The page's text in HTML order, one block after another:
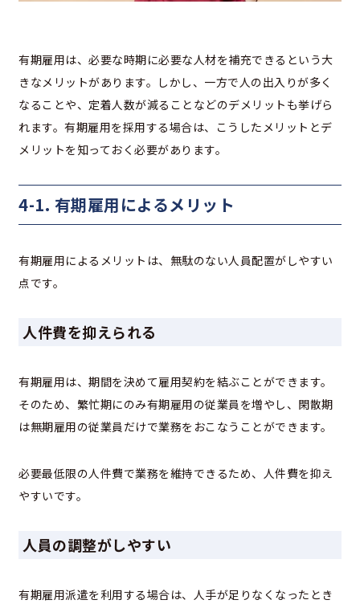
有期雇用は、必要な時期に必要な人材を補充できるという大
きなメリットがあります。しかし、一方で人の出入りが多く
なることや、定着人数が減ることなどのデメリットも挙げら
れます。有期雇用を採用する場合は、こうしたメリットとデ
メリットを知っておく必要があります。
4-1. 有期雇用によるメリット
有期雇用によるメリットは、無駄のない人員配置がしやすい
点です。
人件費を抑えられる
有期雇用は、期間を決めて雇用契約を結ぶことができます。
そのため、繁忙期にのみ有期雇用の従業員を増やし、閑散期
は無期雇用の従業員だけで業務をおこなうことができます。
必要最低限の人件費で業務を維持できるため、人件費を抑え
やすいです。
人員の調整がしやすい
有期雇用派遣を利用する場合は、人手が足りなくなったとき